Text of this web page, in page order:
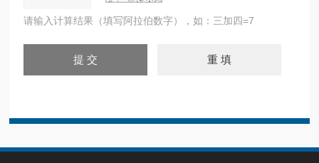
请输入计算结果（填写阿拉伯数字），如：三加四=7